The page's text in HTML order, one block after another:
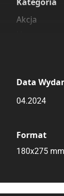
Akcja
Data
04.2024
Format
180x275 mm